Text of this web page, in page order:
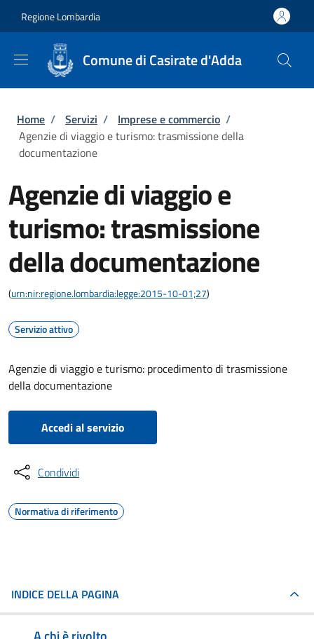
Regione Lombardia
Comune di Casirate d'Adda
Briciole di pane
Home / Servizi / Imprese e commercio /
Agenzie di viaggio e turismo: trasmissione della
documentazione
Agenzie di viaggio e
turismo: trasmissione
della documentazione
(urn:nir:regione.lombardia:legge:2015-10-01;27)
Servizio attivo
Agenzie di viaggio e turismo: procedimento di trasmissione
della documentazione
Accedi al servizio
Condividi
Normativa di riferimento
INDICE DELLA PAGINA